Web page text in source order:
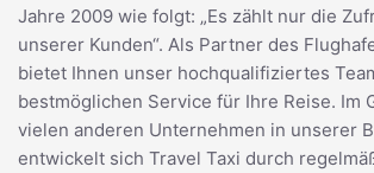
Jahre 2009 wie folgt: „Es zählt nur die
unserer Kunden“. Als Partner des
bietet Ihnen unser hochqualifiziertes
bestmöglichen Service für Ihre Reise. Im
vielen anderen Unternehmen in unserer
entwickelt sich Travel Taxi durch